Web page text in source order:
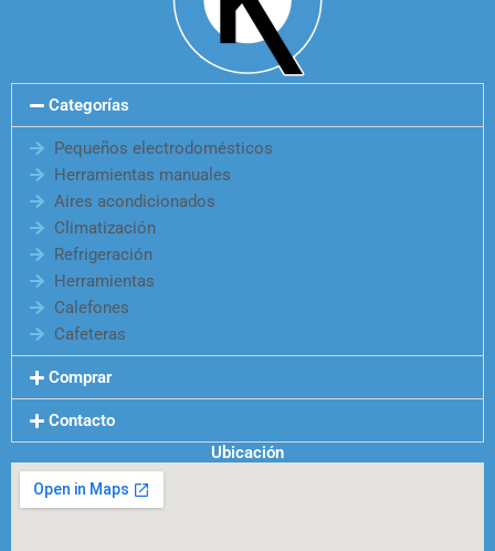
Categorías
Pequeños electrodomésticos
Herramientas manuales
Aires acondicionados
Climatización
Refrigeración
Herramientas
Calefones
Cafeteras
Comprar
Contacto
Ubicación